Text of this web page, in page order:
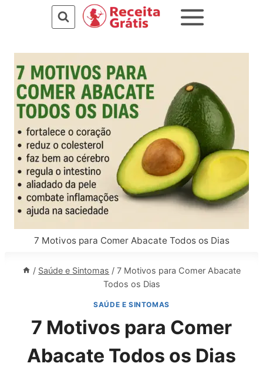
Conteúdo
7 Motivos para Comer Abacate Todos os Dias
/ Saúde e Sintomas / 7 Motivos para Comer Abacate
Todos os Dias
SAÚDE E SINTOMAS
7 Motivos para Comer
Abacate Todos os Dias